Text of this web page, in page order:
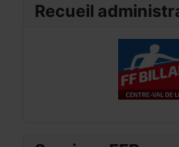
Recueil